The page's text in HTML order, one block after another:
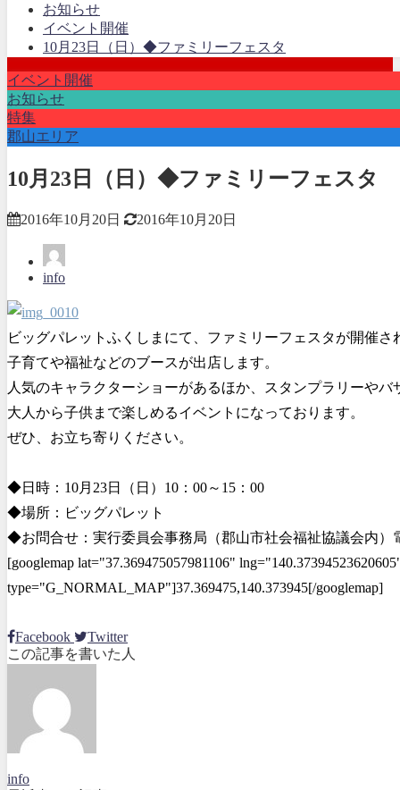
お知らせ
イベント開催
10月23日（日）◆ファミリーフェスタ
イベント開催
お知らせ
特集
郡山エリア
10月23日（日）◆ファミリーフェスタ
2016年10月20日 2016年10月20日
info
ビッグパレットふくしまにて、ファミリーフェスタが開催さ
子育てや福祉などのブースが出店します。
人気のキャラクターショーがあるほか、スタンプラリーやバ
大人から子供まで楽しめるイベントになっております。
ぜひ、お立ち寄りください。
◆日時：10月23日（日）10：00～15：00
◆場所：ビッグパレット
◆お問合せ：実行委員会事務局（郡山市社会福祉協議会内）
[googlemap lat="37.369475057981106"
type="G_NORMAL_MAP"]37.369475,140.373945[/googlemap]
Facebook
Twitter
この記事を書いた人
info